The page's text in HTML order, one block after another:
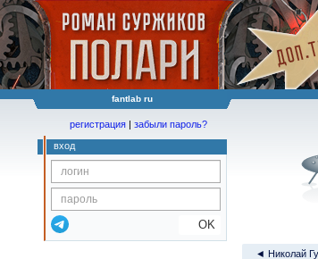
fantlab ru
регистрация | забыли пароль?
вход
OK
◄ Николай